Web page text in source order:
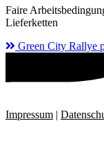
Faire
Lieferketten
Green City Rallye
Impressum |